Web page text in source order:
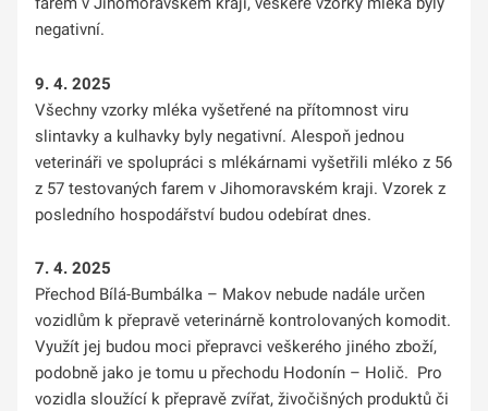
negativní.
9. 4. 2025
Všechny vzorky mléka vyšetřené na přítomnost viru
slintavky a kulhavky byly negativní. Alespoň jednou
veterináři ve spolupráci s mlékárnami vyšetřili mléko z 56
z 57 testovaných farem v Jihomoravském kraji. Vzorek z
posledního hospodářství budou odebírat dnes.
7. 4. 2025
Přechod Bílá-Bumbálka – Makov nebude nadále určen
vozidlům k přepravě veterinárně kontrolovaných komodit.
Využít jej budou moci přepravci veškerého jiného zboží,
podobně jako je tomu u přechodu Hodonín – Holič. Pro
vozidla sloužící k přepravě zvířat, živočišných produktů či